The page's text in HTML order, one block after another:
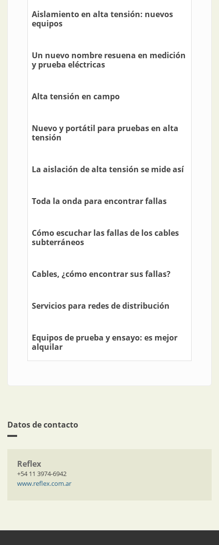
Aislamiento en alta tensión: nuevos
equipos
Un nuevo nombre resuena en medición
y prueba eléctricas
Alta tensión en campo
Nuevo y portátil para pruebas en alta
tensión
La aislación de alta tensión se mide así
Toda la onda para encontrar fallas
Cómo escuchar las fallas de los cables
subterráneos
Cables, ¿cómo encontrar sus fallas?
Servicios para redes de distribución
Equipos de prueba y ensayo: es mejor
alquilar
Datos de contacto
Reflex
+54 11 3974-6942
www.reflex.com.ar